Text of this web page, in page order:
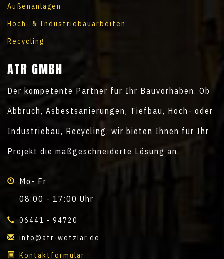
Außenanlagen
Hoch- & Industriebauarbeiten
Recycling
ATR GMBH
Der kompetente Partner für Ihr Bauvorhaben. Ob
Abbruch, Asbestsanierungen, Tiefbau, Hoch- oder
Industriebau, Recycling, wir bieten Ihnen für Ihr
Projekt die maßgeschneiderte Lösung an.
Mo- Fr
08:00 - 17:00 Uhr
06441 - 94720
info@atr-wetzlar.de
Kontaktformular